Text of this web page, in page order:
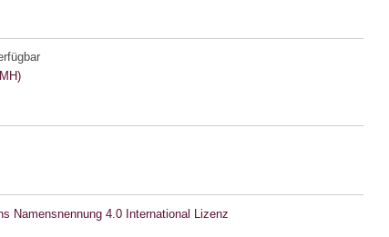
Namensnennung 4.0 International Lizenz